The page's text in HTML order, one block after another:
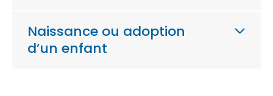
Naissance ou adoption
d’un enfant